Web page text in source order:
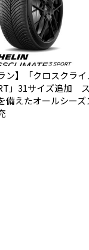
ン】「クロスクライ
」31サイズ追加
備えたオールシーズ